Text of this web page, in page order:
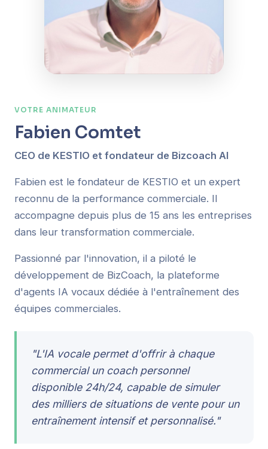
VOTRE ANIMATEUR
Fabien Comtet
CEO de KESTIO et fondateur de Bizcoach AI
Fabien est le fondateur de KESTIO et un expert
reconnu de la performance commerciale. Il
accompagne depuis plus de 15 ans les entreprises
dans leur transformation commerciale.
Passionné par l'innovation, il a piloté le
développement de BizCoach, la plateforme
d'agents IA vocaux dédiée à l'entraînement des
équipes commerciales.
"L'IA vocale permet d'offrir à chaque
commercial un coach personnel
disponible 24h/24, capable de simuler
des milliers de situations de vente pour un
entraînement intensif et personnalisé."